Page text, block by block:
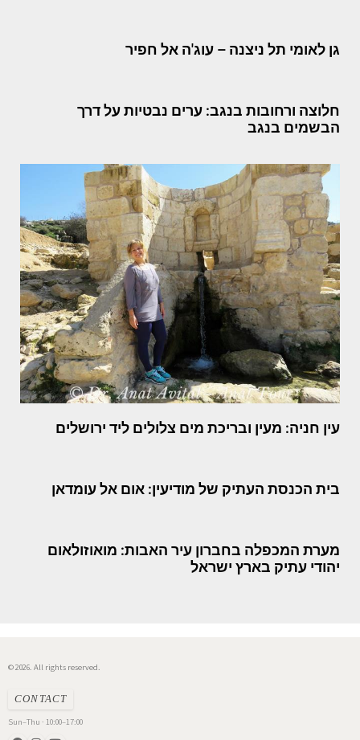
גן לאומי תל ניצנה – עוג'ה אל חפיר
חלוצה ורחובות בנגב: ערים נבטיות על דרך
הבשמים בנגב
עין חניה: מעין ובריכת מים צלולים ליד ירושלים
בית הכנסת העתיק של מודיעין: אום אל עומדאן
מערת המכפלה בחברון עיר האבות: מואוזולאום
יהודי עתיק בארץ ישראל
© 2026. All rights reserved.
CONTACT
Sun–Thu · 10:00–17:00